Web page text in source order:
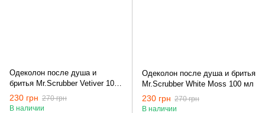
Одеколон после душа и
бритья Mr.Scrubber Vetiver 100
мл
230 грн 270 грн
В наличии
Одеколон после душа и бритья
Mr.Scrubber White Moss 100 мл
230 грн 270 грн
В наличии